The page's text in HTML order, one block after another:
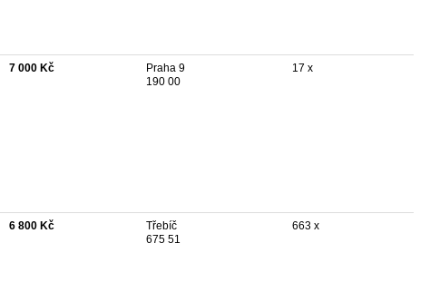
7 000 Kč
Praha 9
190 00
17 x
6 800 Kč
Třebíč
675 51
663 x